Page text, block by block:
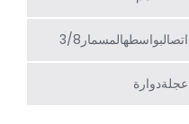
اتصالبواسطهالمسمار3/8
عجلةدوارة